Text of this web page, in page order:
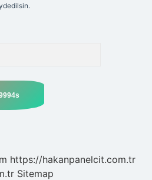
https://hakanpanelcit.com.tr
Sitemap